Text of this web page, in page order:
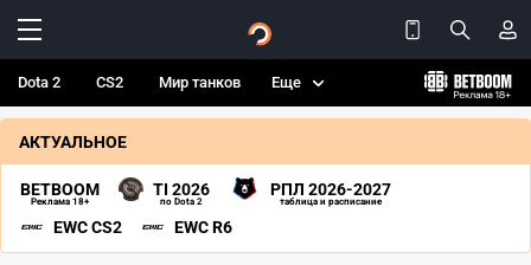
Dota 2 CS2 Мир танков Еще
АКТУАЛЬНОЕ
BETBOOM
Реклама 18+
TI 2026
по Dota 2
РПЛ 2026-2027
таблица и расписание
EWC CS2 EWC R6